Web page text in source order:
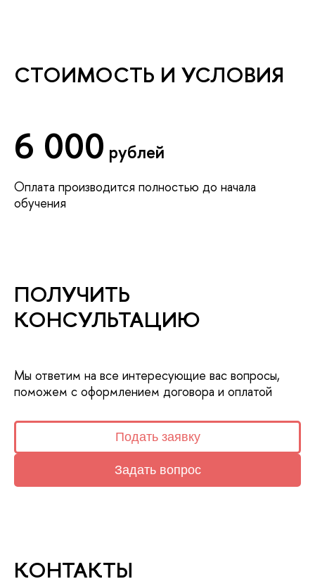
СТОИМОСТЬ И УСЛОВИЯ
6 000 рублей
Оплата производится полностью до начала
обучения
ПОЛУЧИТЬ
КОНСУЛЬТАЦИЮ
Мы ответим на все интересующие вас вопросы,
поможем с оформлением договора и оплатой
Подать заявку
Задать вопрос
КОНТАКТЫ